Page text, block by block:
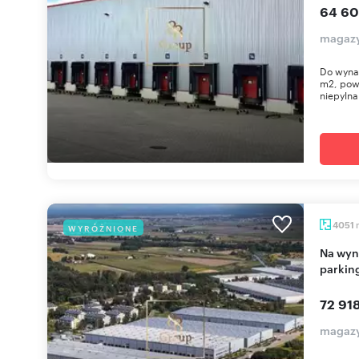
64
Do
m2,
WYRÓŻNIONE 4051
Na wynajem magazyn 4051 m² z biurem, dokami i
72